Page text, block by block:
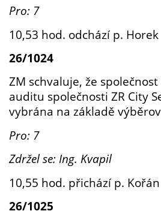
Pro: 7
10,53 hod. odchází p. Horek
26/1024
ZM schvaluje, že
auditu společnosti ZR City
vybrána na základě
Pro: 7
Zdržel se: Ing. Kvapil
10,55 hod. přichází p. Kořán
26/1025